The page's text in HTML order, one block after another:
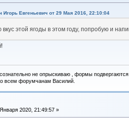
Игорь Евгеньевич от 29 Мая 2016, 22:10:04
этой ягоды в этом году, попробую и
не опрыскиваю , формы
всем форумчанам Василий.
2020, 21:49:57 »